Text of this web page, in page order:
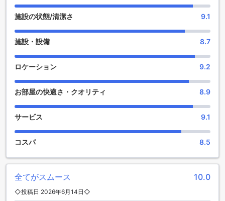
また、バーでは、洗練されたカクテルや厳選されたドリンク
を楽しむことができ、友人や家族と共にリラックスしたひと
ービスも充実しており、心身共にリフレッシュできる環境が
整っています。サウナやスチームルームも完備されており、
ストレスを解消し、日々の疲れを癒すのに最適です。共有ラ
ウンジやテレビエリアでは、他のゲストと交流しながら、リ
クラウンプラザ バンコク ルンピニパークのスポーツ施設
クラウンプラザ バンコク ルンピニパーク バイ IHGでは、スポ
ルは、快適な環境でリフレッシュできる空間を提供し、日差
しを浴びながら楽しむことができる屋外プールも完備されて
います。どちらのプールも、リラクゼーションとエクササイ
ズの両方を楽しむことができるため、ゲストは自分のペース
でアクティブな時間を過ごすことができます。
は最適な環境です。テニスコートも完備しており、友人や家
施設の状態/清潔さ 9.1
施設・設備 8.7
ロケーション 9.2
お部屋の快適さ・クオリティ 8.9
サービス 9.1
コスパ 8.5
全てがスムース 10.0
◇投稿日 2026年6月14日◇